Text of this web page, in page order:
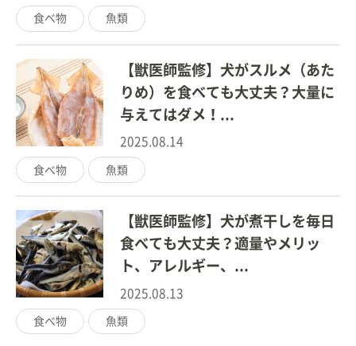
食べ物 魚類
【獣医師監修】犬がスルメ（あた
りめ）を食べても大丈夫？大量に
与えてはダメ！...
2025.08.14
食べ物 魚類
【獣医師監修】犬が煮干しを毎日
食べても大丈夫？適量やメリッ
ト、アレルギー、...
2025.08.13
食べ物 魚類